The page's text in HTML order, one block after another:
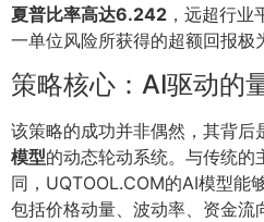
夏普比率高达6.242 ，远超行
一单位风险所获得的超额回报极
策略核心：AI驱动的
该策略的成功并非偶然，其背后
模型的动态轮动系统。与传统的
同，UQTOOL.COM的AI模型能
包括价格动量、波动率、资金流